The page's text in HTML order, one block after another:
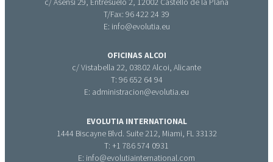
c/ Asensi 29, Entresuelo 2, 12002 Castelló de la Plana
T/Fax: 96 422 24 39
E: info@evolutia.eu
OFICINAS ALCOI
c/ Vistabella 22, 03802 Alcoi, Alicante
T: 96 652 64 94
E: administracion@evolutia.eu
EVOLUTIA INTERNATIONAL
1444 Biscayne Blvd. Suite 212, Miami, FL 33132
T: +1 786 574 0931
E: info@evolutiainternational.com